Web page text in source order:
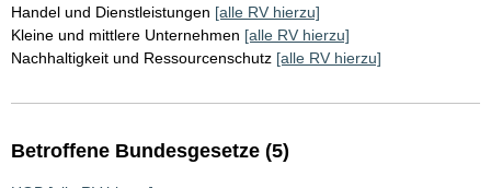
Handel und Dienstleistungen [alle RV hierzu]
Kleine und mittlere Unternehmen [alle RV hierzu]
Nachhaltigkeit und Ressourcenschutz [alle RV hierzu]
Betroffene Bundesgesetze (5)